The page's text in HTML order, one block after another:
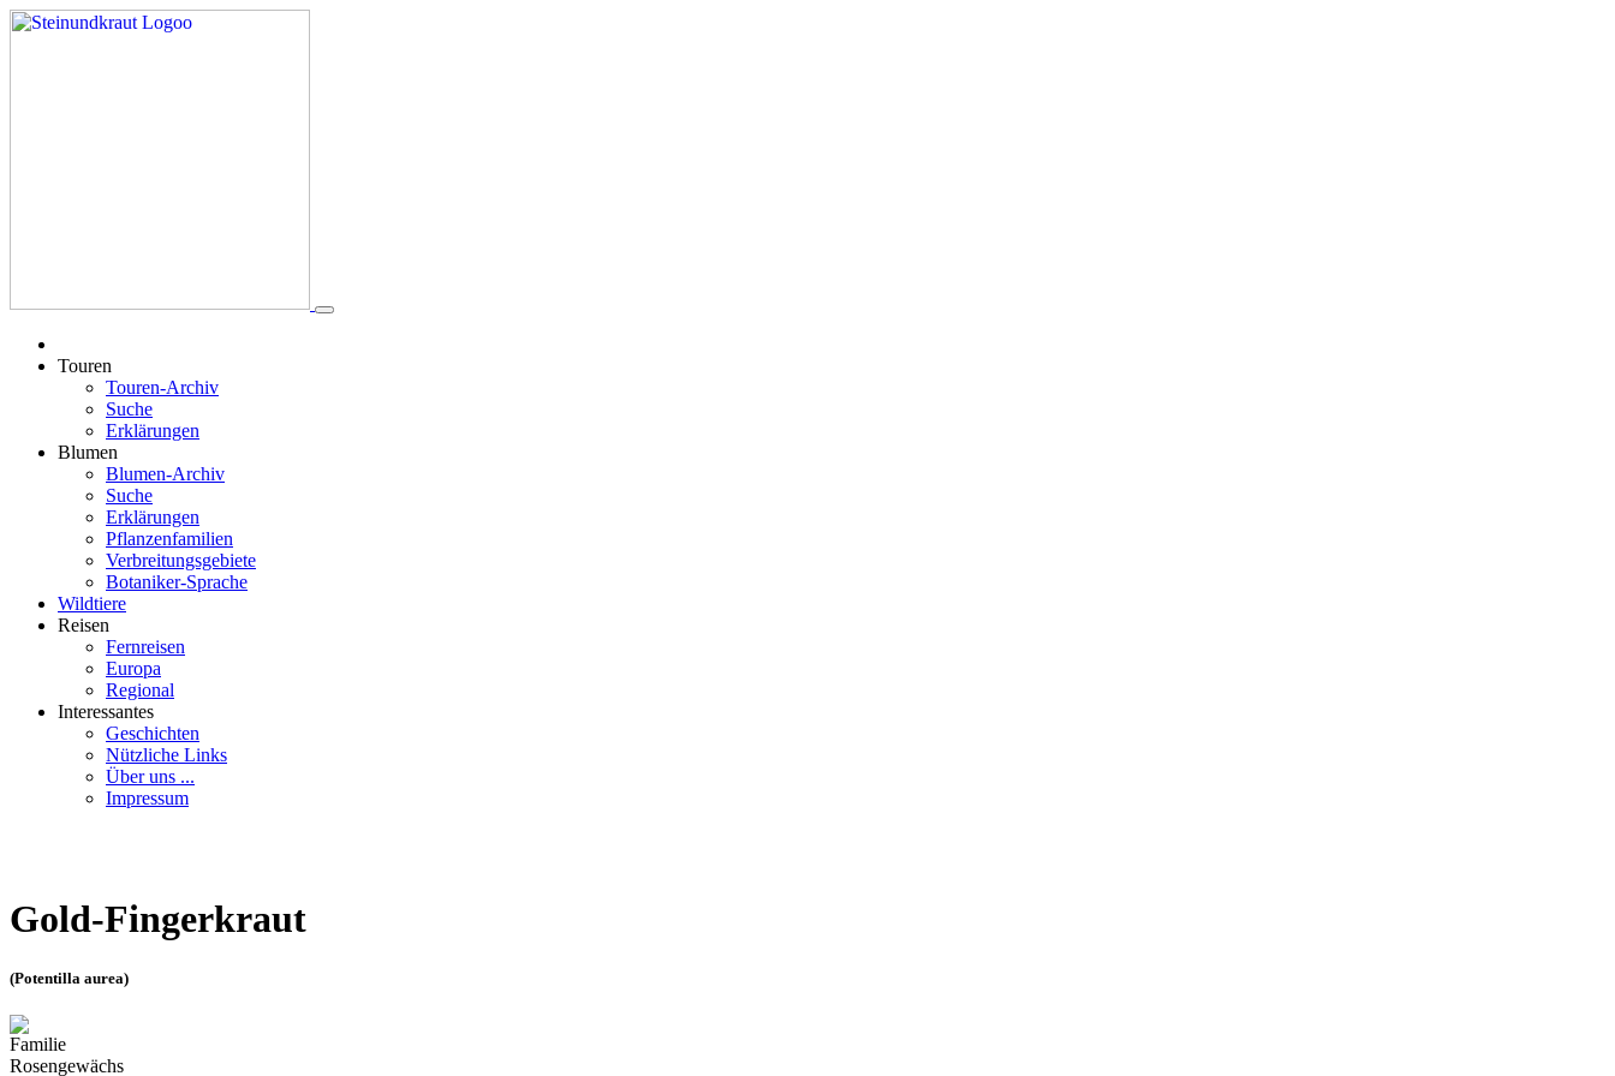
Touren
Touren-Archiv
Suche
Erklärungen
Blumen
Blumen-Archiv
Suche
Erklärungen
Pflanzenfamilien
Verbreitungsgebiete
Botaniker-Sprache
Wildtiere
Reisen
Fernreisen
Europa
Regional
Interessantes
Geschichten
Nützliche Links
Über uns ...
Impressum
Gold-Fingerkraut
(Potentilla aurea)
Familie
Rosengewächs